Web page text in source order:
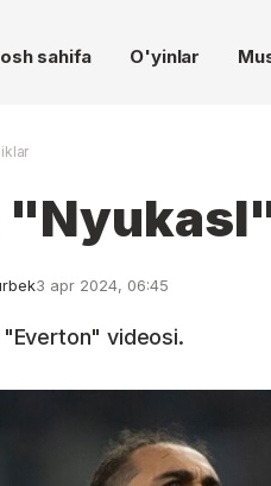
sahifa O'yinlar
3 apr 2024, 06:45
videosi.